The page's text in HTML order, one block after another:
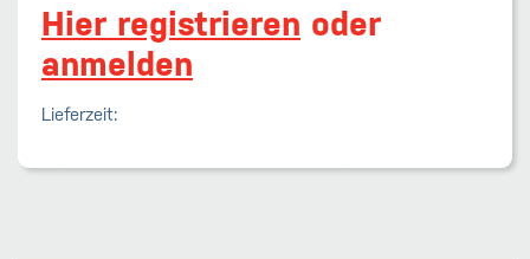
Hier registrieren oder
anmelden
Lieferzeit: